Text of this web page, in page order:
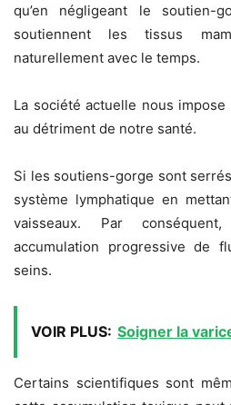
qu’en négligeant le soutien-
soutiennent les tissus
naturellement avec le temps.
La société actuelle nous
au détriment de notre santé.
Si les soutiens-gorge sont
système lymphatique en
vaisseaux. Par
accumulation progressive de
seins.
VOIR PLUS: Soigner la
Certains scientifiques sont